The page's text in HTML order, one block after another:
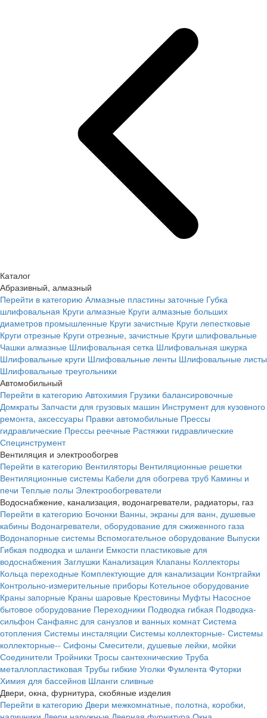
Каталог
Абразивный, алмазный
Перейти в категорию Алмазные пластины заточные Губка
шлифовальная Круги алмазные Круги алмазные больших
диаметров промышленные Круги зачистные Круги лепестковые
Круги отрезные Круги отрезные, зачистные Круги шлифовальные
Чашки алмазные Шлифовальная сетка Шлифовальная шкурка
Шлифовальные круги Шлифовальные ленты Шлифовальные листы
Шлифовальные треугольники
Автомобильный
Перейти в категорию Автохимия Грузики балансировочные
Домкраты Запчасти для грузовых машин Инструмент для кузовного
ремонта, аксессуары Правки автомобильные Прессы
гидравлические Прессы реечные Растяжки гидравлические
Специнструмент
Вентиляция и электрообогрев
Перейти в категорию Вентиляторы Вентиляционные решетки
Вентиляционные системы Кабели для обогрева труб Камины и
печи Теплые полы Электрообогреватели
Водоснабжение, канализация, водонагреватели, радиаторы, газ
Перейти в категорию Бочонки Ванны, экраны для ванн, душевые
кабины Водонагреватели, оборудование для сжиженного газа
Водонапорные системы Вспомогательное оборудование Выпуски
Гибкая подводка и шланги Емкости пластиковые для
водоснабжения Заглушки Канализация Клапаны Коллекторы
Кольца переходные Комплектующие для канализации Контргайки
Контрольно-измерительные приборы Котельное оборудование
Краны запорные Краны шаровые Крестовины Муфты Насосное
бытовое оборудование Переходники Подводка гибкая Подводка-
сильфон Санфаянс для санузлов и ванных комнат Система
отопления Системы инсталяции Системы коллекторные- Системы
коллекторные-- Сифоны Смесители, душевые лейки, мойки
Соединители Тройники Тросы сантехнические Труба
металлопластиковая Трубы гибкие Уголки Фумлента Футорки
Химия для бассейнов Шланги сливные
Двери, окна, фурнитура, скобяные изделия
Перейти в категорию Двери межкомнатные, полотна, коробки,